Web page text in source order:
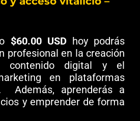
$60.00 USDhoy podrás
profesional en la creación
contenido digital y el
en plataformas
Además, aprenderás a
y emprender de forma